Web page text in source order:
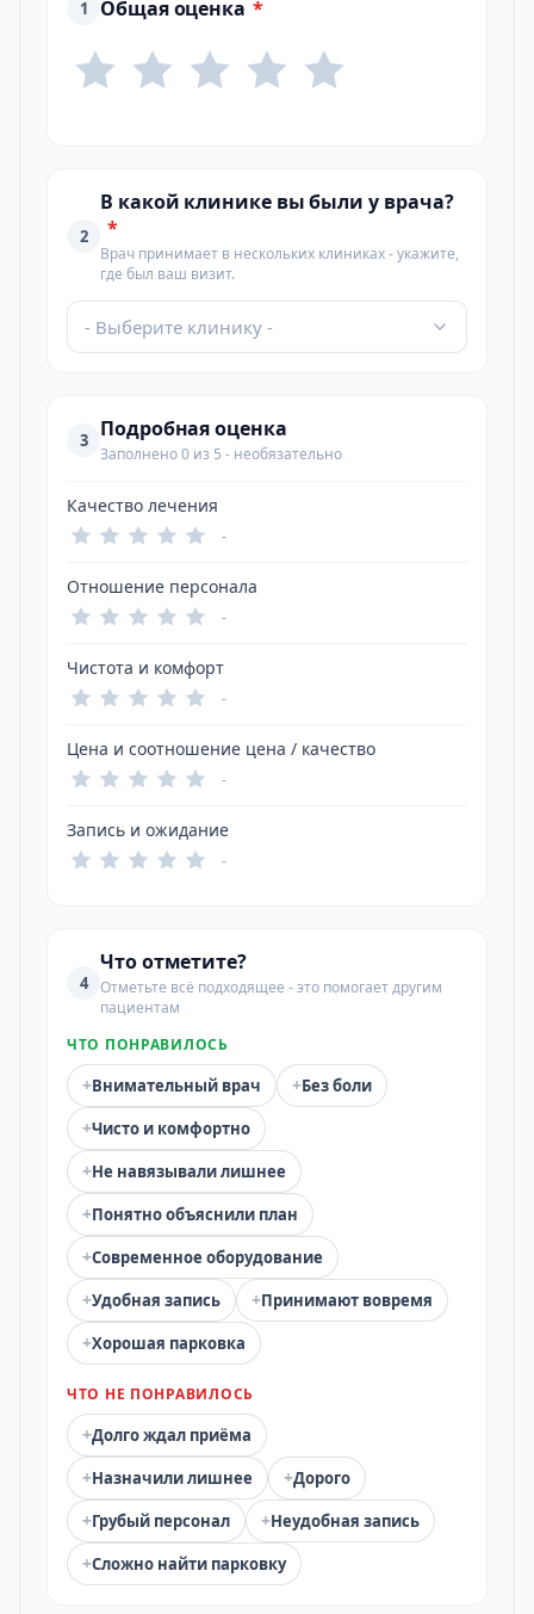
1 Общая оценка *
2
В какой клинике вы были у врача?
*
Врач принимает в нескольких клиниках - укажите,
где был ваш визит.
- Выберите клинику -
3 Подробная оценка
Заполнено 0 из 5 - необязательно
Качество лечения
-
Отношение персонала
-
Чистота и комфорт
-
Цена и соотношение цена / качество
-
Запись и ожидание
-
4
Что отметите?
Отметьте всё подходящее - это помогает другим
пациентам
ЧТО ПОНРАВИЛОСЬ
+Внимательный врач +Без боли
+Чисто и комфортно
+Не навязывали лишнее
+Понятно объяснили план
+Современное оборудование
+Удобная запись +Принимают вовремя
+Хорошая парковка
ЧТО НЕ ПОНРАВИЛОСЬ
+Долго ждал приёма
+Назначили лишнее +Дорого
+Грубый персонал +Неудобная запись
+Сложно найти парковку